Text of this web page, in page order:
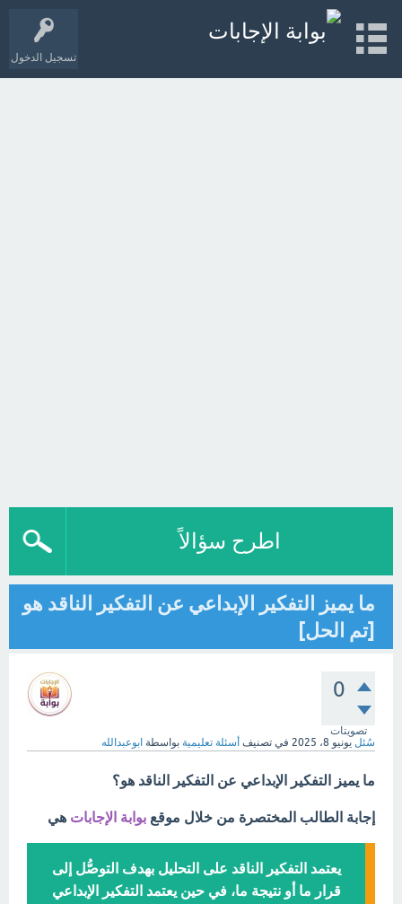
تسجيل الدخول
اطرح سؤالاً
ما يميز التفكير الإبداعي عن التفكير الناقد هو
[تم الحل]
0
تصويتات
سُئل يونيو 8، 2025 في تصنيف أسئلة تعليمية بواسطة ابوعبدالله
ما يميز التفكير الإبداعي عن التفكير الناقد هو؟
إجابة الطالب المختصرة من خلال موقع بوابة الإجابات هي
يعتمد التفكير الناقد على التحليل بهدف التوصُّل إلى
قرار ما أو نتيجة ما، في حين يعتمد التفكير الإبداعي